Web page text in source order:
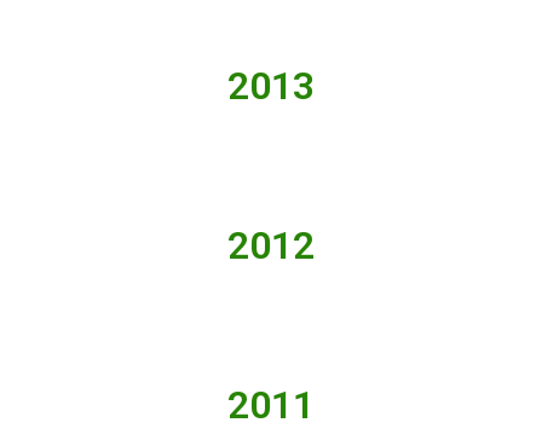
2013
2012
2011